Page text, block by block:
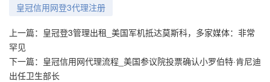
皇冠信用网登3代理注册
上一篇： 皇冠登3管理出租_美国军机抵达莫斯科，多家媒体：非常
罕见
下一篇： 皇冠信用网代理流程_美国参议院投票确认小罗伯特·肯尼迪
出任卫生部长